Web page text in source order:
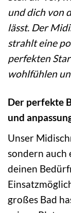
und dich von
lässt. Der
strahlt eine
perfekten
wohlfühlen
Der perfekte
und
Unser
sondern auch
deinen
großes Bad